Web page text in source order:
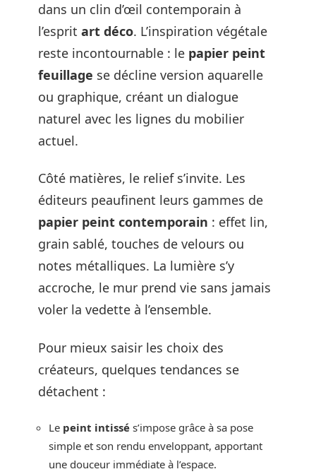
dans un clin d’œil contemporain à
l’esprit art déco. L’inspiration végétale
reste incontournable : le papier peint
feuillage se décline version aquarelle
ou graphique, créant un dialogue
naturel avec les lignes du mobilier
actuel.
Côté matières, le relief s’invite. Les
éditeurs peaufinent leurs gammes de
papier peint contemporain : effet lin,
grain sablé, touches de velours ou
notes métalliques. La lumière s’y
accroche, le mur prend vie sans jamais
voler la vedette à l’ensemble.
Pour mieux saisir les choix des
créateurs, quelques tendances se
détachent :
Le peint intissé s’impose grâce à sa pose
simple et son rendu enveloppant, apportant
une douceur immédiate à l’espace.